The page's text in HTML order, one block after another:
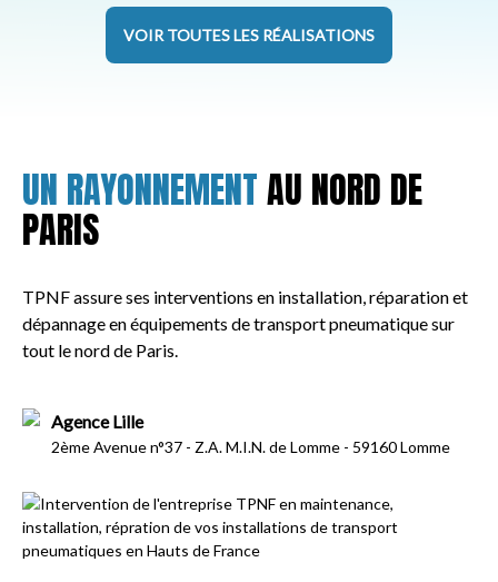
VOIR TOUTES LES RÉALISATIONS
UN RAYONNEMENTAU NORD DE
PARIS
TPNF assure ses interventions en installation, réparation et
dépannage en équipements de transport pneumatique sur
tout le nord de Paris.
Agence Lille
2ème Avenue n°37 - Z.A. M.I.N. de Lomme - 59160 Lomme